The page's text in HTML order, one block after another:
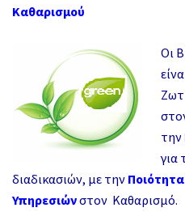
Καθαρισμού
Οι
την
για
διαδικασιών, με την
Υπηρεσιώνστον Καθαρισμό.